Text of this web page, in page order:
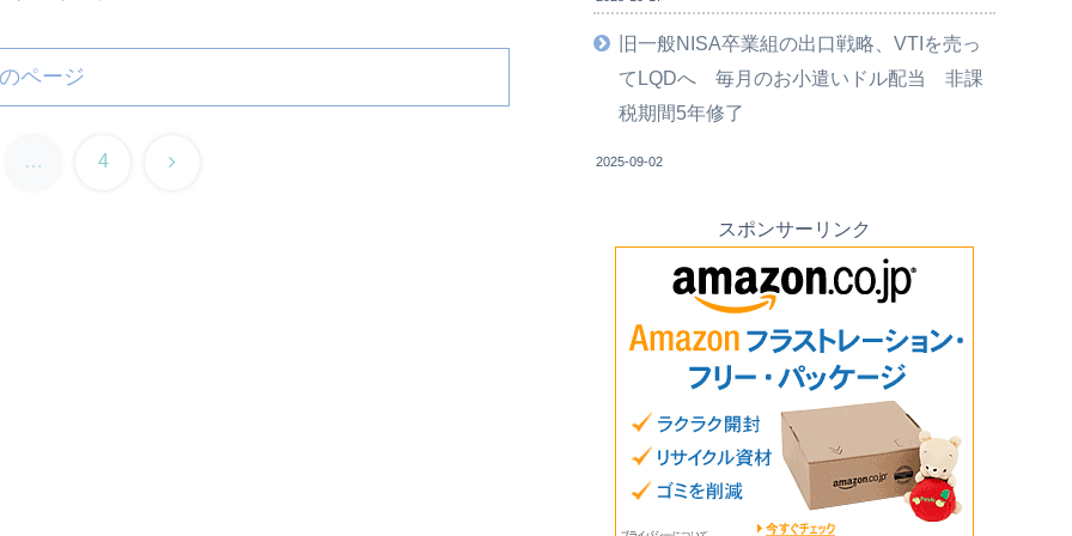
ページ
… 4 次
旧一般NISA卒業組の出口戦略、VTIを売っ
てLQDへ 毎月のお小遣いドル配当 非課
税期間5年修了
2025-09-02
スポンサーリンク